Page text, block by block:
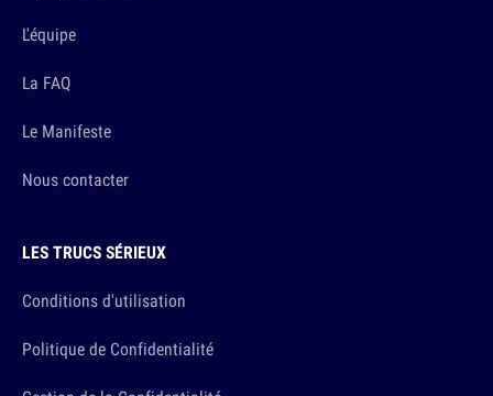
L'équipe
La FAQ
Le Manifeste
Nous contacter
LES TRUCS SÉRIEUX
Conditions d'utilisation
Politique de Confidentialité